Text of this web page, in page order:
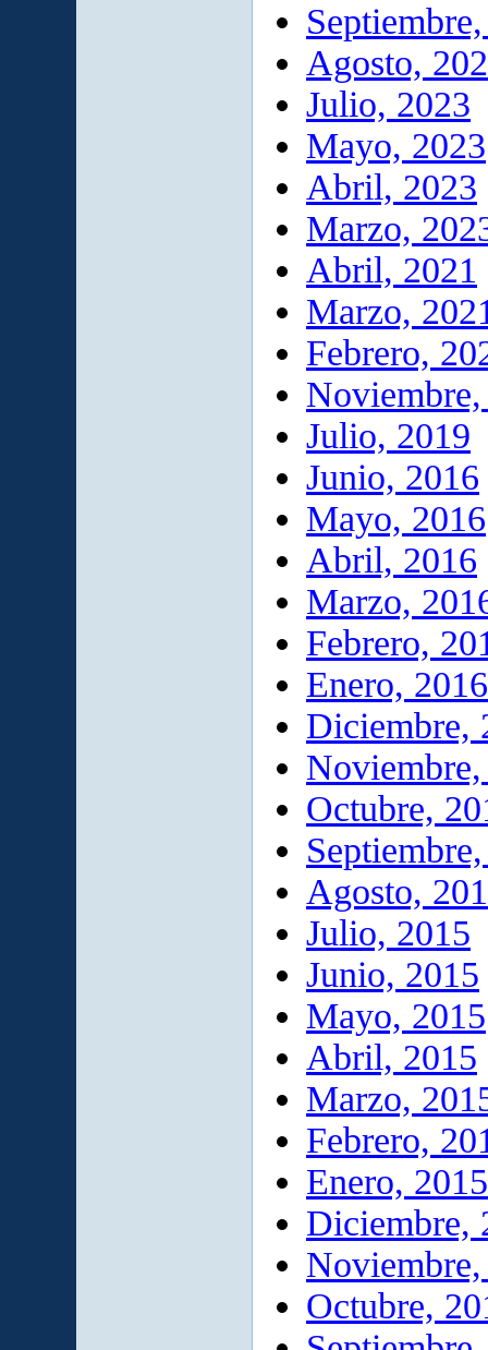
Agosto,
Julio, 2023
Mayo, 2023
Abril, 2023
Marzo,
Abril, 2021
Marzo,
Febrero,
Julio, 2019
Junio, 2016
Mayo, 2016
Abril, 2016
Marzo,
Febrero,
Enero, 2016
Diciembre,
Octubre,
Agosto,
Julio, 2015
Junio, 2015
Mayo, 2015
Abril, 2015
Marzo,
Febrero,
Enero, 2015
Diciembre,
Octubre,